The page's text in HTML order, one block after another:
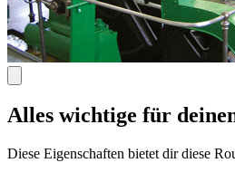
Alles wichtige für
Diese Eigenschaften bietet dir diese